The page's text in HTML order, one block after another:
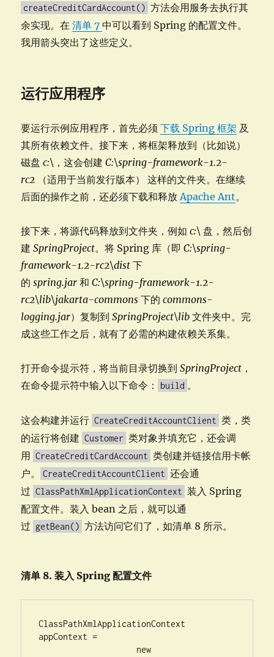
createCreditCardAccount() 方法会用服务去执行其
余实现。在清单 7中可以看到 Spring 的配置文件。
我用箭头突出了这些定义。
运行应用程序
要运行示例应用程序，首先必须下载 Spring 框架 及
其所有依赖文件。接下来，将框架释放到（比如说）
磁盘c:\ ，这会创建C:\spring-framework-1.2-
rc2 （适用于当前发行版本） 这样的文件夹。在继续
后面的操作之前，还必须下载和释放 Apache Ant。
接下来，将源代码释放到文件夹，例如c:\ 盘，然后创
建SpringProject。将 Spring 库（即C:\spring-
framework-1.2-rc2\dist 下
的spring.jar 和C:\spring-framework-1.2-
rc2\lib\jakarta-commons 下的commons-
logging.jar）复制到SpringProject\lib 文件夹中。完
成这些工作之后，就有了必需的构建依赖关系集。
打开命令提示符，将当前目录切换到SpringProject ，
在命令提示符中输入以下命令：
build 。
这会构建并运行 CreateCreditAccountClient 类，类
的运行将创建 Customer 类对象并填充它，还会调
用 CreateCreditCardAccount 类创建并链接信用卡帐
户。
CreateCreditAccountClient 还会通
过 ClassPathXmlApplicationContext 装入 Spring
配置文件。装入 bean 之后，就可以通
过 getBean() 方法访问它们了，如清单 8 所示。
清单 8. 装入 Spring 配置文件
ClassPathXmlApplicationContext
appContext =